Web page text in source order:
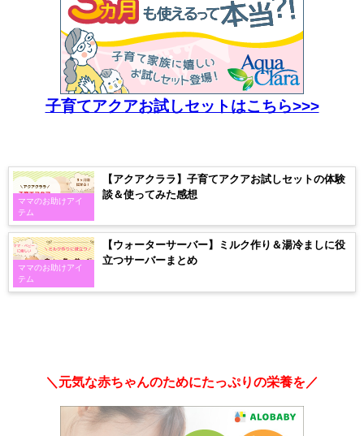
子育てアクアお試しセットはこちら>>>
ママのお助けアイ
テム
【アクアクララ】子育てアクアお試しセットの体験
談＆使ってみた感想
ママのお助けアイ
テム
【ウォーターサーバー】ミルク作り＆湯冷ましに役
立つサーバーまとめ
＼元気な赤ちゃんのためにたっぷりの栄養を／